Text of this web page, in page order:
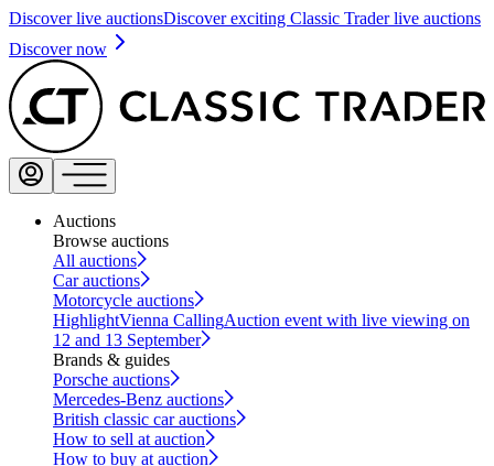
Discover live auctionsDiscover exciting Classic Trader live auctions
Discover now
Auctions
Browse auctions
All auctions
Car auctions
Motorcycle auctions
HighlightVienna CallingAuction event with live viewing on
12 and 13 September
Brands & guides
Porsche auctions
Mercedes-Benz auctions
British classic car auctions
How to sell at auction
How to buy at auction